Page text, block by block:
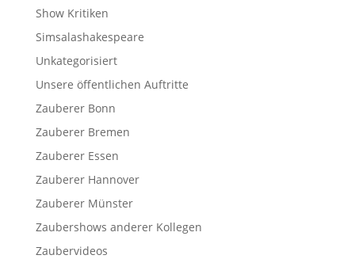
Show Kritiken
Simsalashakespeare
Unkategorisiert
Unsere öffentlichen Auftritte
Zauberer Bonn
Zauberer Bremen
Zauberer Essen
Zauberer Hannover
Zauberer Münster
Zaubershows anderer Kollegen
Zaubervideos